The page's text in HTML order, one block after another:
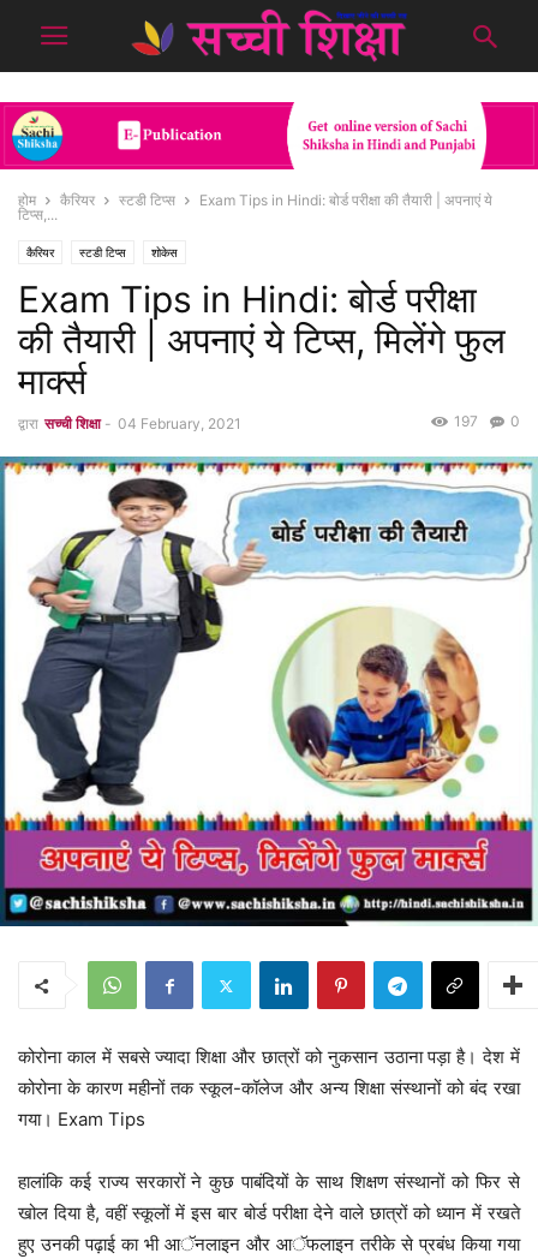
होम कैरियर स्टडी टिप्स
Exam Tips in Hindi: बोर्ड परीक्षा की तैयारी | अपनाएं ये
टिप्स,...
कैरियर स्टडी टिप्स शोकेस
Exam Tips in Hindi: बोर्ड परीक्षा
की तैयारी | अपनाएं ये टिप्स, मिलेंगे फुल
मार्क्स
द्वारा सच्ची शिक्षा - 04 February, 2021 0
197
कोरोना काल में सबसे ज्यादा शिक्षा और छात्रों को नुकसान उठाना पड़ा है। देश में
कोरोना के कारण महीनों तक स्कूल-कॉलेज और अन्य शिक्षा संस्थानों को बंद रखा
गया। Exam Tips
हालांकि कई राज्य सरकारों ने कुछ पाबंदियों के साथ शिक्षण संस्थानों को फिर से
खोल दिया है, वहीं स्कूलों में इस बार बोर्ड परीक्षा देने वाले छात्रों को ध्यान में रखते
हुए उनकी पढ़ाई का भी आॅनलाइन और आॅफलाइन तरीके से प्रबंध किया गया